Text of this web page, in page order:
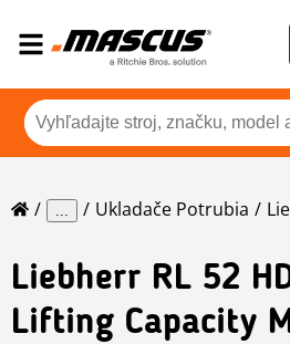
... Ukladače Potrubia
Liebherr RL 52
Lifting Capacity